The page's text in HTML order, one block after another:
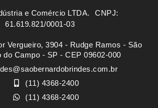
e Comércio LTDA. ㅤㅤㅤ CNPJ:
61.619.821/0001-03
Vergueiro, 3904 - Rudge Ramos - São
do Campo - SP - CEP 09602-000
(11) 4368-2400
(11) 4368-2400